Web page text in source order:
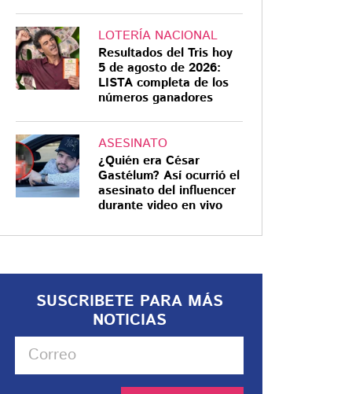
LOTERÍA NACIONAL
Resultados del Tris hoy
5 de agosto de 2026:
LISTA completa de los
números ganadores
ASESINATO
¿Quién era César
Gastélum? Así ocurrió el
asesinato del influencer
durante video en vivo
SUSCRIBETE PARA MÁS
NOTICIAS